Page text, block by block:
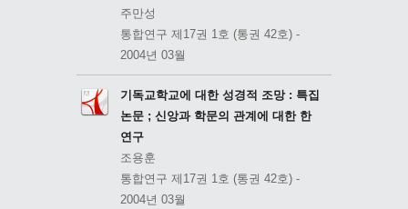
주만성
통합연구 제17권 1호 (통권 42호) -
2004년 03월
기독교학교에 대한 성경적 조망 : 특집
논문 ; 신앙과 학문의 관계에 대한 한
연구
조용훈
통합연구 제17권 1호 (통권 42호) -
2004년 03월